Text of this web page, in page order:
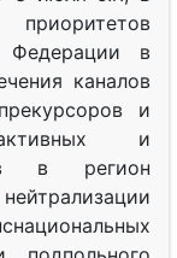
Федерации в
каналов
и
и
в регион